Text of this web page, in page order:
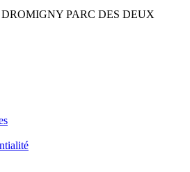
PARC DES DEUX